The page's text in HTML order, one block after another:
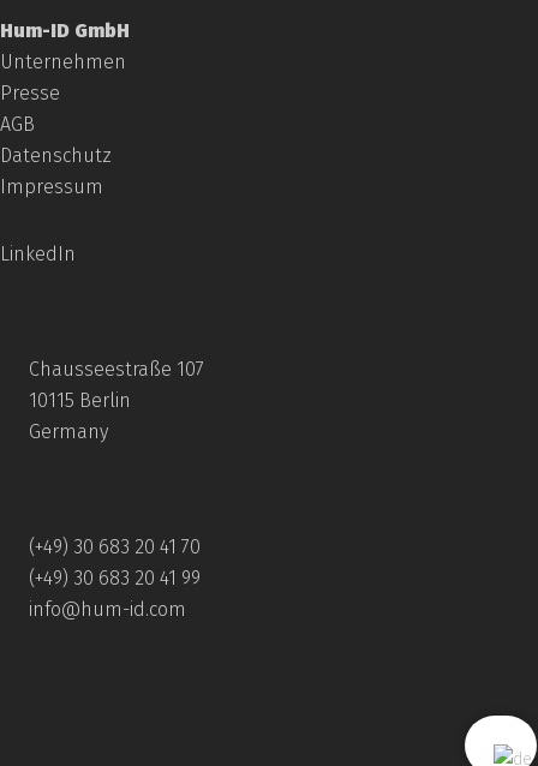
Hum-ID GmbH
Unternehmen
Presse
AGB
Datenschutz
Impressum
LinkedIn
Chausseestraße 107
10115 Berlin
Germany
(+49) 30 683 20 41 70
(+49) 30 683 20 41 99
info@hum-id.com